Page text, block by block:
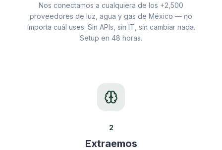
Nos conectamos a cualquiera de los +2,500
proveedores de luz, agua y gas de México — no
importa cuál uses. Sin APIs, sin IT, sin cambiar nada.
Setup en 48 horas.
2
Extraemos